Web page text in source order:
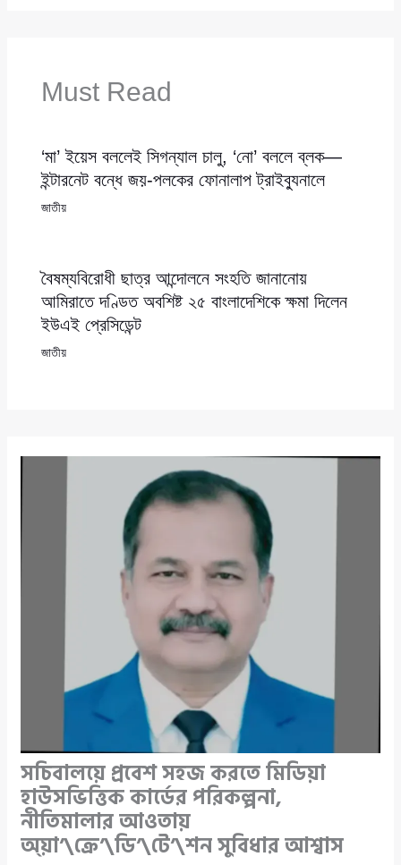
Must Read
‘মা’ ইয়েস বললেই সিগন্যাল চালু, ‘নো’ বললে ব্লক—
ইন্টারনেট বন্ধে জয়-পলকের ফোনালাপ ট্রাইব্যুনালে
জাতীয়
বৈষম্যবিরোধী ছাত্র আন্দোলনে সংহতি জানানোয়
আমিরাতে দণ্ডিত অবশিষ্ট ২৫ বাংলাদেশিকে ক্ষমা দিলেন
ইউএই প্রেসিডেন্ট
জাতীয়
সচিবালয়ে প্রবেশ সহজ করতে মিডিয়া
হাউসভিত্তিক কার্ডের পরিকল্পনা,
নীতিমালার আওতায়
অ্য়া’\ক্রে’\ডি’\টে’\শন সুবিধার আশ্বাস